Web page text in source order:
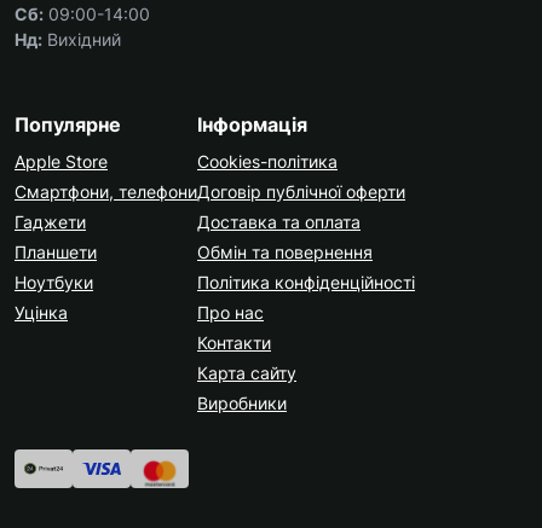
Сб: 09:00-14:00
Нд: Вихідний
Популярне
Apple Store
Смартфони, телефони
Гаджети
Планшети
Ноутбуки
Уцінка
Інформація
Cookies-політика
Договір публічної оферти
Доставка та оплата
Обмін та повернення
Політика конфіденційності
Про нас
Контакти
Карта сайту
Виробники